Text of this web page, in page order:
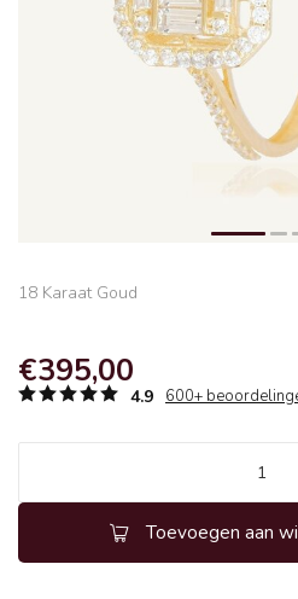
18 Karaat Goud
€395,00
4.9 600+
Toevoegen aan